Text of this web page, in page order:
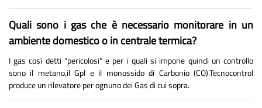
Quali sono i gas che è necessario monitorare in un
ambiente domestico o in centrale termica?
I gas così detti "pericolosi" e per i quali si impone quindi un controllo
sono il metano,il Gpl e il monossido di Carbonio (CO).Tecnocontrol
produce un rilevatore per ognuno dei Gas di cui sopra.